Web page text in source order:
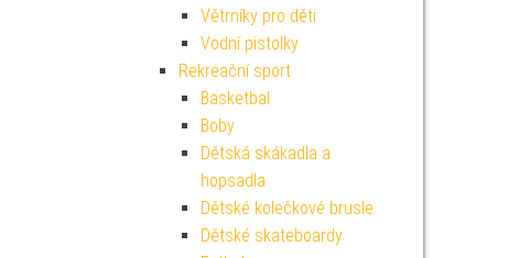
Větrníky pro děti
Vodní pistolky
Rekreační sport
Basketbal
Boby
Dětská skákadla a
hopsadla
Dětské kolečkové brusle
Dětské skateboardy